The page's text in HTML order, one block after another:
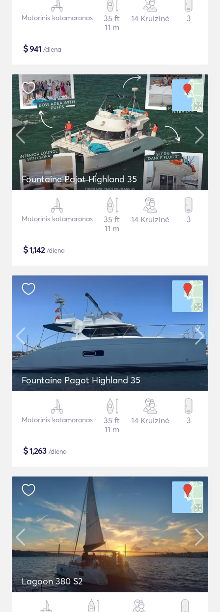
Motorinis katamaranas
35 ft
11 m
14 Kruizinė 3
$941 /diena
Fountaine Pajot Highland 35
Motorinis katamaranas
35 ft
11 m
14 Kruizinė 3
$1,142/diena
Fountaine Pagot Highland 35
Motorinis katamaranas
35 ft
11 m
14 Kruizinė 3
$1,263 /diena
Lagoon 380 S2